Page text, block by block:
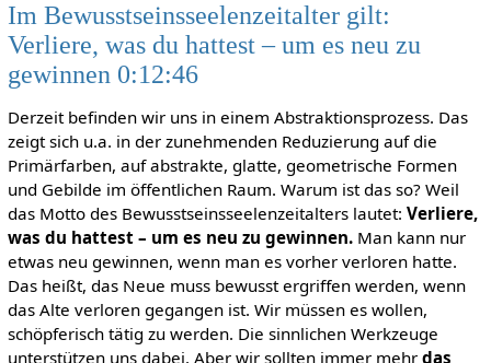
Im Bewusstseinsseelenzeitalter gilt:
Verliere, was du hattest – um es neu zu
gewinnen 0:12:46
Derzeit befinden wir uns in einem Abstraktionsprozess. Das
zeigt sich u.a. in der zunehmenden Reduzierung auf die
Primärfarben, auf abstrakte, glatte, geometrische Formen
und Gebilde im öffentlichen Raum. Warum ist das so? Weil
das Motto des Bewusstseinsseelenzeitalters lautet: Verliere,
was du hattest – um es neu zu gewinnen.Man kann nur
etwas neu gewinnen, wenn man es vorher verloren hatte.
Das heißt, das Neue muss bewusst ergriffen werden, wenn
das Alte verloren gegangen ist. Wir müssen es wollen,
schöpferisch tätig zu werden. Die sinnlichen Werkzeuge
unterstützen uns dabei. Aber wir sollten immer mehr das